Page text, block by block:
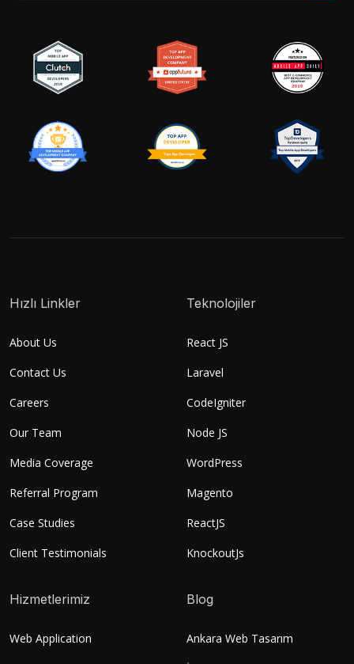
Hızlı Linkler
About Us
Contact Us
Careers
Our Team
Media Coverage
Referral Program
Case Studies
Client Testimonials
Teknolojiler
React JS
Laravel
CodeIgniter
Node JS
WordPress
Magento
ReactJS
KnockoutJs
Hizmetlerimiz
Web Application
Blog
Ankara Web Tasarım